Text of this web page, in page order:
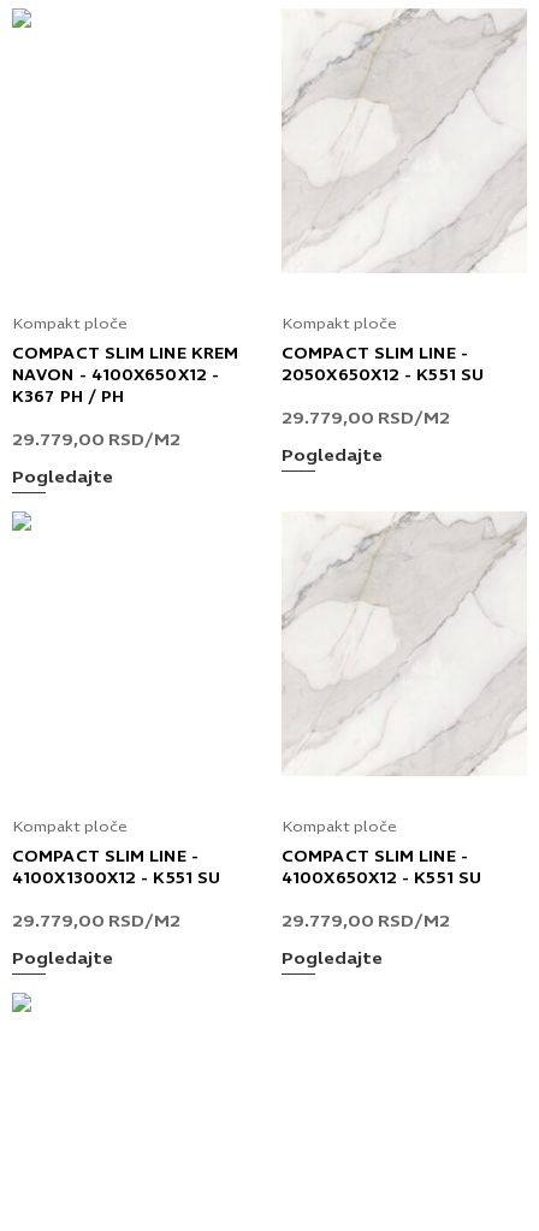
Kompakt ploče
COMPACT SLIM LINE KREM
NAVON - 4100X650X12 -
K367 PH / PH
29.779,00 RSD/M2
Pogledajte
Kompakt ploče
COMPACT SLIM LINE -
2050X650X12 - K551 SU
29.779,00 RSD/M2
Pogledajte
Kompakt ploče
COMPACT SLIM LINE -
4100X1300X12 - K551 SU
29.779,00 RSD/M2
Pogledajte
Kompakt ploče
COMPACT SLIM LINE -
4100X650X12 - K551 SU
29.779,00 RSD/M2
Pogledajte